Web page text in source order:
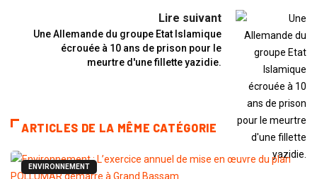
Lire suivant
Une Allemande du groupe Etat Islamique
écrouée à 10 ans de prison pour le
meurtre d'une fillette yazidie.
ARTICLES DE LA MÊME CATÉGORIE
ENVIRONNEMENT